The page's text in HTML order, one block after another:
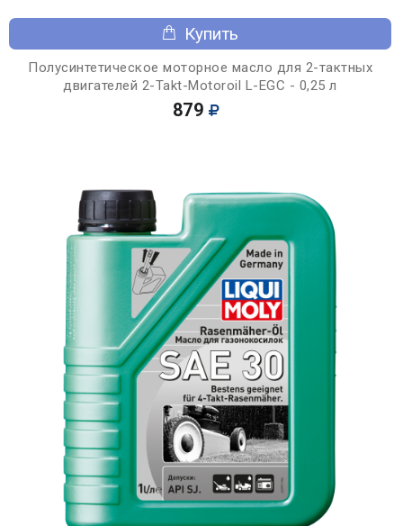
Купить
Полусинтетическое моторное масло для 2-тактных
двигателей 2-Takt-Motoroil L-EGC - 0,25 л
879